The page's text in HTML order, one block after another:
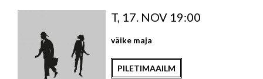
T, 17. NOV 19:00
väike maja
PILETIMAAILM